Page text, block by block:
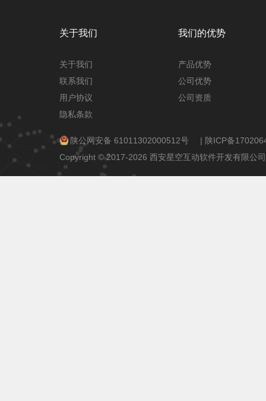
关于我们
关于我们
联系我们
用户协议
隐私条款
我们的优势
产品优势
公司优势
公司资质
陕公网安备 61011302000512号 | 陕ICP备
Copyright © 2017-2026 西安星空互动软件开发有限公